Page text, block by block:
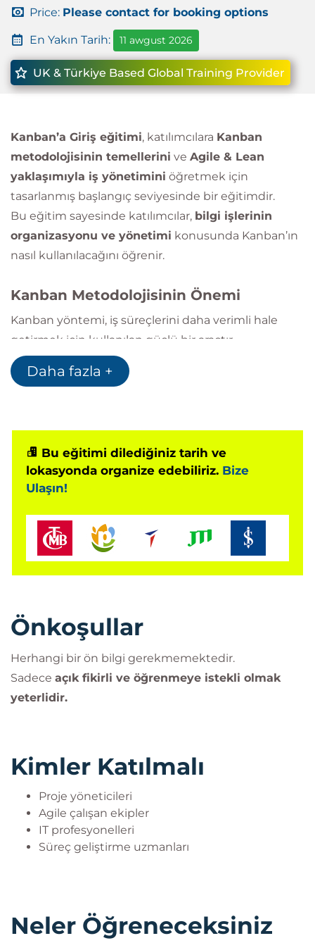
Price: Please contact for booking options
En Yakın Tarih: 11 awgust 2026
UK & Türkiye Based Global Training Provider
Kanban’a Giriş eğitimi, katılımcılara Kanban
metodolojisinin temellerini ve Agile & Lean
yaklaşımıyla iş yönetimini öğretmek için
tasarlanmış başlangıç seviyesinde bir eğitimdir.
Bu eğitim sayesinde katılımcılar, bilgi işlerinin
organizasyonu ve yönetimi konusunda Kanban’ın
nasıl kullanılacağını öğrenir.
Kanban Metodolojisinin Önemi
Kanban yöntemi, iş süreçlerini daha verimli hale
getirmek için kullanılan güçlü bir araçtır.
Bu eğitimde Kanban’ın sağladığı avantajlar ele alınır:
İş süreçlerinde
görünürlük artışı
Artanmüşteri memnuniyeti
Daha fazla +
Bu eğitimi dilediğiniz tarih ve
lokasyonda organize edebiliriz. Bize
Ulaşın!
Önkoşullar
Herhangi bir ön bilgi gerekmemektedir.
Sadece açık fikirli ve öğrenmeye istekli olmak
yeterlidir.
Kimler Katılmalı
Proje yöneticileri
Agile çalışan ekipler
IT profesyonelleri
Süreç geliştirme uzmanları
Neler Öğreneceksiniz